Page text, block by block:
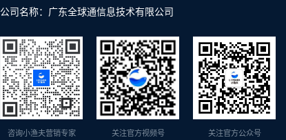
公司名称：广东全球通信息技术有限公司
咨询小渔夫营销专家 关注官方视频号 关注官方公众号